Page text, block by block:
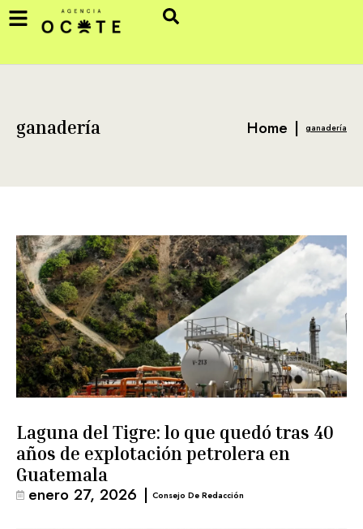
ganadería Home | ganadería
Laguna del Tigre: lo que quedó tras 40
años de explotación petrolera en
Guatemala
enero 27, 2026 | Consejo De Redacción